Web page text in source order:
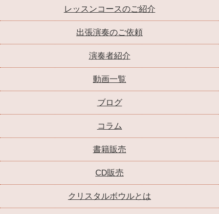
レッスンコースのご紹介
出張演奏のご依頼
演奏者紹介
動画一覧
ブログ
コラム
書籍販売
CD販売
クリスタルボウルとは